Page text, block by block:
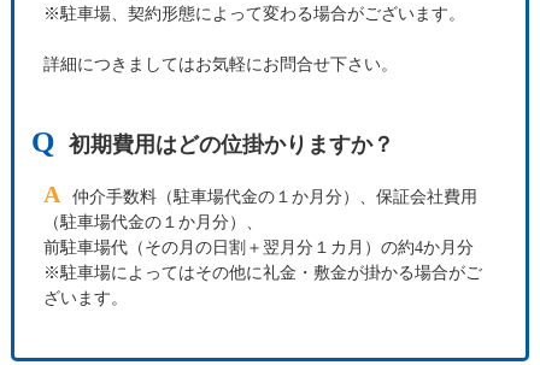
※駐車場、契約形態によって変わる場合がございます。
詳細につきましてはお気軽にお問合せ下さい。
Q 初期費用はどの位掛かりますか？
A
仲介手数料（駐車場代金の１か月分）、保証会社費用
（駐車場代金の１か月分）、
前駐車場代（その月の日割＋翌月分１カ月）の約4か月分
※駐車場によってはその他に礼金・敷金が掛かる場合がご
ざいます。